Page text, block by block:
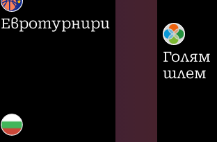
Евротурнири
Голям
шлем